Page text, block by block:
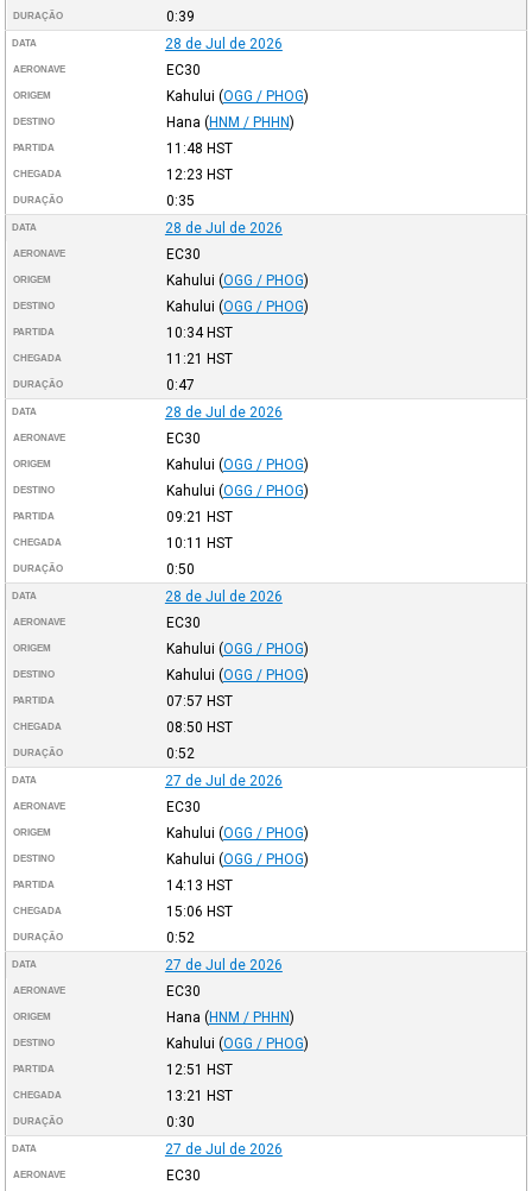
DURAÇÃO 0:39
DATA 28 de Jul de 2026
AERONAVE EC30
ORIGEM Kahului (OGG / PHOG)
DESTINO Hana (HNM / PHHN)
PARTIDA 11:48 HST
CHEGADA 12:23 HST
DURAÇÃO 0:35
DATA 28 de Jul de 2026
AERONAVE EC30
ORIGEM Kahului (OGG / PHOG)
DESTINO Kahului (OGG / PHOG)
PARTIDA 10:34HST
CHEGADA 11:21 HST
DURAÇÃO 0:47
DATA 28 de Jul de 2026
AERONAVE EC30
ORIGEM Kahului (OGG / PHOG)
DESTINO Kahului (OGG / PHOG)
PARTIDA 09:21 HST
CHEGADA 10:11 HST
DURAÇÃO 0:50
DATA 28 de Jul de 2026
AERONAVE EC30
ORIGEM Kahului (OGG / PHOG)
DESTINO Kahului (OGG / PHOG)
PARTIDA 07:57 HST
CHEGADA 08:50 HST
DURAÇÃO 0:52
DATA 27 de Jul de 2026
AERONAVE EC30
ORIGEM Kahului (OGG / PHOG)
DESTINO Kahului (OGG / PHOG)
PARTIDA 14:13 HST
CHEGADA 15:06 HST
DURAÇÃO 0:52
DATA 27 de Jul de 2026
AERONAVE EC30
ORIGEM Hana (HNM / PHHN)
DESTINO Kahului (OGG / PHOG)
PARTIDA 12:51 HST
CHEGADA 13:21 HST
DURAÇÃO 0:30
DATA 27 de Jul de 2026
AERONAVE EC30